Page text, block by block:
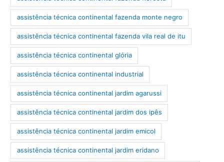
assistência técnica continental fazenda monte negro
assistência técnica continental fazenda vila real de itu
assistência técnica continental glória
assistência técnica continental industrial
assistência técnica continental jardim agarussi
assistência técnica continental jardim dos ipês
assistência técnica continental jardim emicol
assistência técnica continental jardim eridano